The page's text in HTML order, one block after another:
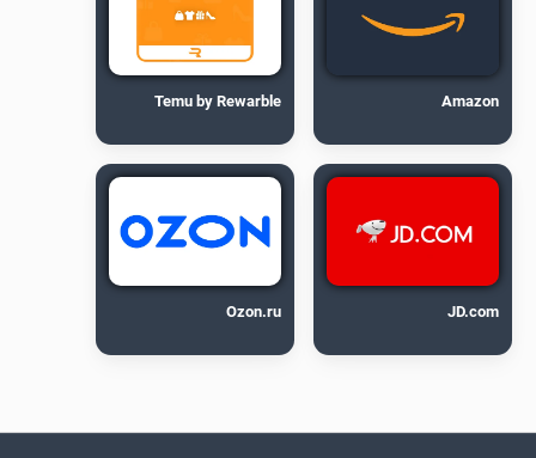
Amazon
Temu by Rewarble
JD.com
Ozon.ru